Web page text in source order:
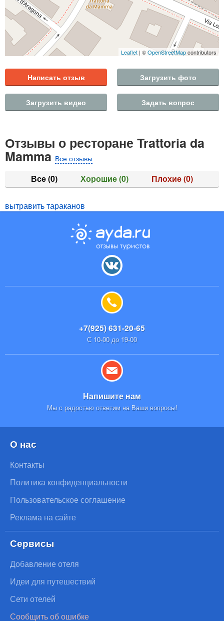
Leaflet | ©OpenStreetMapcontributors
Написать отзыв Загрузить фото
Загрузить видео Задать вопрос
Отзывы о ресторане Trattoria da
Mamma Все отзывы
Все(0) Хорошие(0) Плохие(0)
вытравить тараканов
+7(925) 631-20-65
С 10-00 до 19-00
Напишите нам
Мы с радостью ответим на Ваши вопросы!
О нас
Контакты
Политика конфиденциальности
Пользовательское соглашение
Реклама на сайте
Сервисы
Добавление отеля
Идеи для путешествий
Сети отелей
Сообщить об ошибке